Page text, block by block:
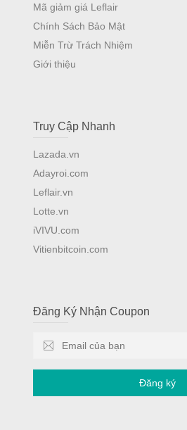
Mã giảm giá Leflair
Chính Sách Bảo Mật
Miễn Trừ Trách Nhiệm
Giới thiệu
Truy Cập Nhanh
Lazada.vn
Adayroi.com
Leflair.vn
Lotte.vn
iVIVU.com
Vitienbitcoin.com
Đăng Ký Nhận Coupon
Đăng ký